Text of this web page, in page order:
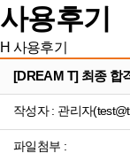
사용후기
H 사용후기
[DREAM T] 최종 합
작성자 : 관리자
파일첨부 :